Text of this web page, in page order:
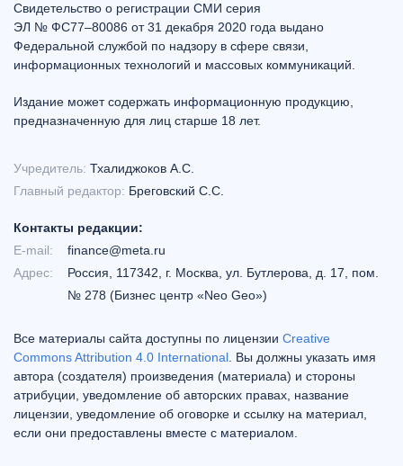
Свидетельство о регистрации СМИ серия
ЭЛ № ФС77–80086 от 31 декабря 2020 года выдано
Федеральной службой по надзору в сфере связи,
информационных технологий и массовых коммуникаций.
Издание может содержать информационную продукцию,
предназначенную для лиц старше 18 лет.
Учредитель: Тхалиджоков А.С.
Главный редактор: Бреговский С.С.
Контакты редакции:
E-mail:
finance@meta.ru
Адрес:
Россия, 117342, г. Москва, ул. Бутлерова, д. 17, пом.
№ 278 (Бизнес центр «Neo Geo»)
Все материалы сайта доступны по лицензии Creative
Commons Attribution 4.0 International . Вы должны указать имя
автора (создателя) произведения (материала) и стороны
атрибуции, уведомление об авторских правах, название
лицензии, уведомление об оговорке и ссылку на материал,
если они предоставлены вместе с материалом.